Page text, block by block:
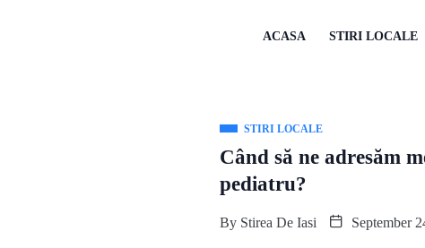
ACASA STIRI LOCALE
STIRI LOCALE
Când să ne adresăm
pediatru?
By Stirea De Iasi September